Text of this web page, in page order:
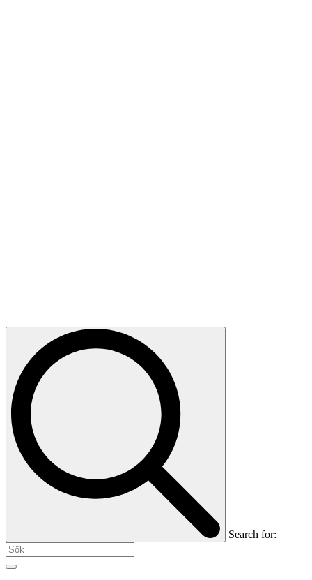
Search for: